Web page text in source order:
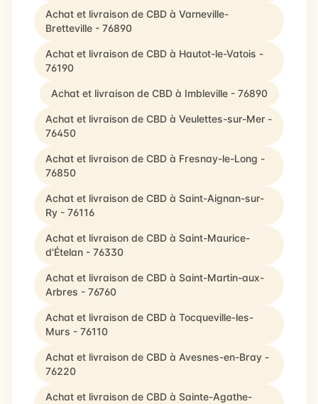
Achat et livraison de CBD à Varneville-
Bretteville - 76890
Achat et livraison de CBD à Hautot-le-Vatois -
76190
Achat et livraison de CBD à Imbleville - 76890
Achat et livraison de CBD à Veulettes-sur-Mer -
76450
Achat et livraison de CBD à Fresnay-le-Long -
76850
Achat et livraison de CBD à Saint-Aignan-sur-
Ry - 76116
Achat et livraison de CBD à Saint-Maurice-
d'Ételan - 76330
Achat et livraison de CBD à Saint-Martin-aux-
Arbres - 76760
Achat et livraison de CBD à Tocqueville-les-
Murs - 76110
Achat et livraison de CBD à Avesnes-en-Bray -
76220
Achat et livraison de CBD à Sainte-Agathe-